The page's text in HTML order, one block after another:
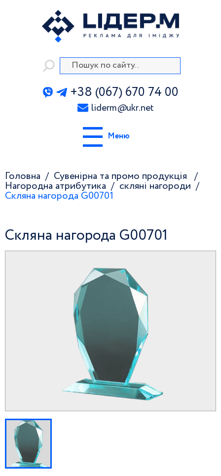
+38 (067) 670 74 00
liderm@ukr.net
Меню
Головна
Сувенірна та промо продукція
Нагородна атрибутика
скляні нагороди
Скляна нагорода G00701
Скляна нагорода G00701